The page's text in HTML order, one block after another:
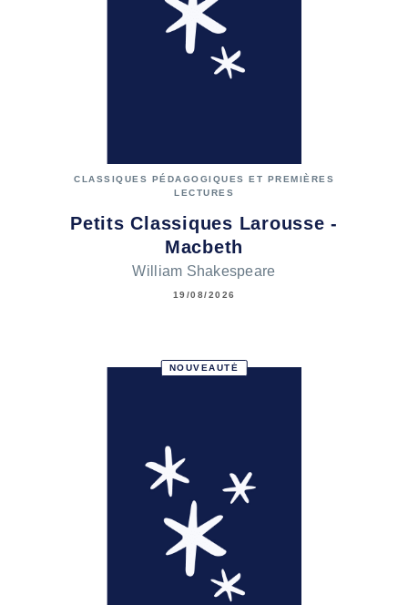
CLASSIQUES PÉDAGOGIQUES ET PREMIÈRES
LECTURES
Petits Classiques Larousse -
Macbeth
William Shakespeare
19/08/2026
NOUVEAUTÉ